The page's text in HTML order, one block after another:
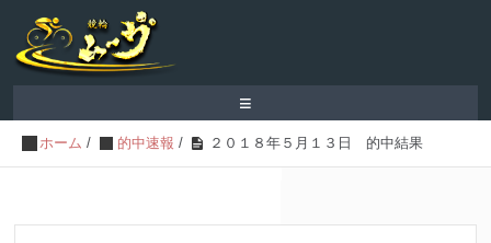
≡
ホーム / 的中速報 / ２０１８年５月１３日 的中結果